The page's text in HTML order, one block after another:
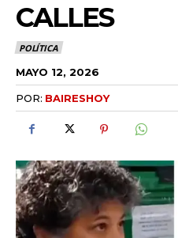
CALLES
POLÍTICA
MAYO 12, 2026
POR: BAIRESHOY